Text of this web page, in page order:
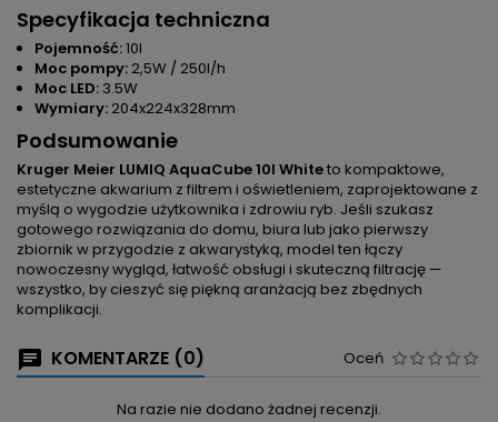
Specyfikacja techniczna
Pojemność:10l
Moc pompy: 2,5W / 250l/h
Moc LED: 3.5W
Wymiary: 204x224x328mm
Podsumowanie
Kruger Meier LUMIQ AquaCube 10l Whiteto kompaktowe,
estetyczne akwarium z filtrem i oświetleniem, zaprojektowane z
myślą o wygodzie użytkownika i zdrowiu ryb. Jeśli szukasz
gotowego rozwiązania do domu, biura lub jako pierwszy
zbiornik w przygodzie z akwarystyką, model ten łączy
nowoczesny wygląd, łatwość obsługi i skuteczną filtrację —
wszystko, by cieszyć się piękną aranżacją bez zbędnych
komplikacji.
KOMENTARZE (0) Oceń
Na razie nie dodano żadnej recenzji.